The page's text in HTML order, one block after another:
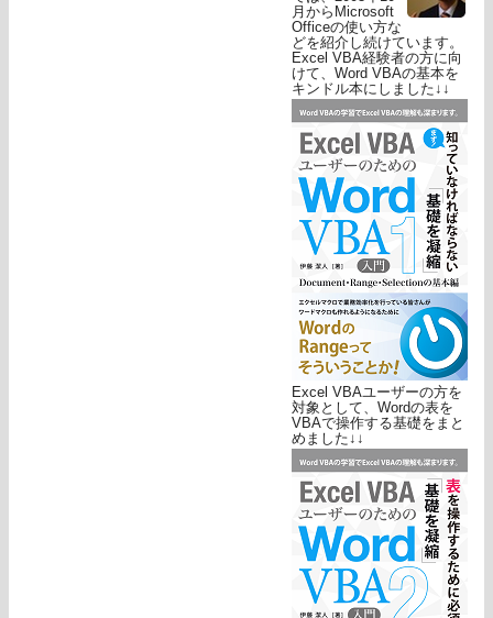
月からMicrosoft
Officeの使い方な
どを紹介し続けています。
Excel VBA経験者の方に向
けて、Word VBAの基本を
キンドル本にしました↓↓
Excel VBAユーザーの方を
対象として、Wordの表を
VBAで操作する基礎をまと
めました↓↓